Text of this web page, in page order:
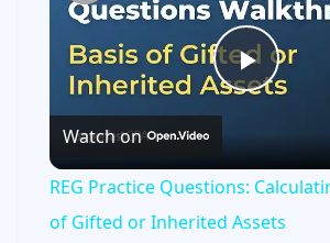
P
l
a
Watch on
REG Practice Questions:
of Gifted or Inherited Assets